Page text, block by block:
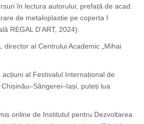
în lectura autorului; prefață de acad.
de metaloplastie pe coperta I
REGAL D’ART, 2024).
director al Centrului Academic „Mihai
al Festivalul Internațional de
Chișinău–Sângerei–Iași, puteți lua
online de Institutul pentru Dezvoltarea